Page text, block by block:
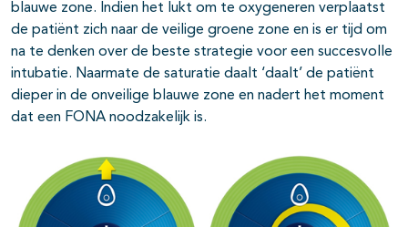
blauwe zone. Indien het lukt om te oxygeneren verplaatst
de patiënt zich naar de veilige groene zone en is er tijd om
na te denken over de beste strategie voor een succesvolle
intubatie. Naarmate de saturatie daalt ‘daalt’ de patiënt
dieper in de onveilige blauwe zone en nadert het moment
dat een FONA noodzakelijk is.